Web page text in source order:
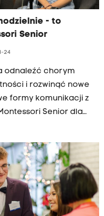
- to
Senior
24
odnaleźć chorym
i rozwinąć nowe
formy komunikacji z
z p.
Senior oraz z p.
zajęciową w
trenerką